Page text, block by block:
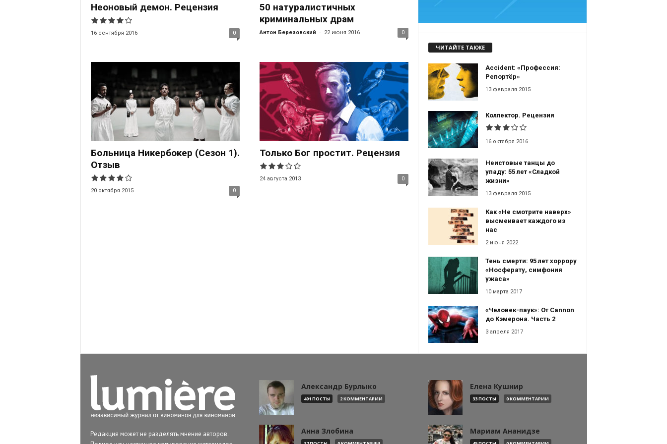
Неоновый демон. Рецензия
16 сентября 2016 0
50 натуралистичных
криминальных драм
Антон Березовский - 22 июня 2016 0
Больница Никербокер (Сезон 1).
Отзыв
20 октября 2015 0
Только Бог простит. Рецензия
24 августа 2013 0
ЧИТАЙТЕ ТАКЖЕ
Accident: «Профессия:
Репортёр»
13 февраля 2015
Коллектор. Рецензия
16 октября 2016
Неистовые танцы до
упаду: 55 лет «Сладкой
жизни»
13 февраля 2015
Как «Не смотрите наверх»
высмеивает каждого из
нас
2 июня 2022
Тень смерти: 95 лет хоррору
«Носферату, симфония
ужаса»
10 марта 2017
«Человек-паук»: От Cannon
до Кэмерона. Часть 2
3 апреля 2017
Редакция может не разделять мнение авторов.
Александр Бурлыко
491 ПОСТЫ 2 КОММЕНТАРИИ
Анна Злобина
Елена Кушнир
33 ПОСТЫ 0 КОММЕНТАРИИ
Мариам Ананидзе